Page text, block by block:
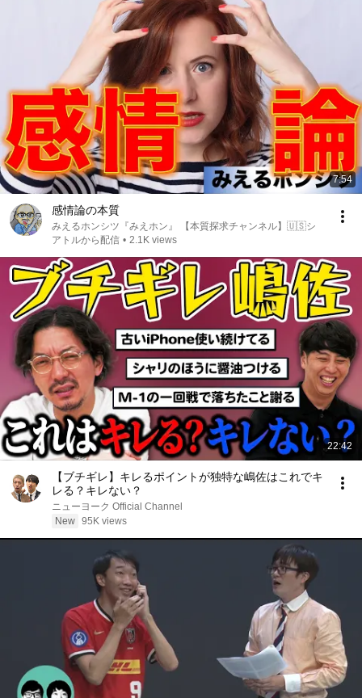
7:54
感情論の本質
みえるホンシツ『みえホン』 【本質探求チャンネル】🇺🇸シ
アトルから配信 • 2.1K views
22:42
【ブチギレ】キレるポイントが独特な嶋佐はこれでキ
レる？キレない？
ニューヨーク Official Channel
New 95K views